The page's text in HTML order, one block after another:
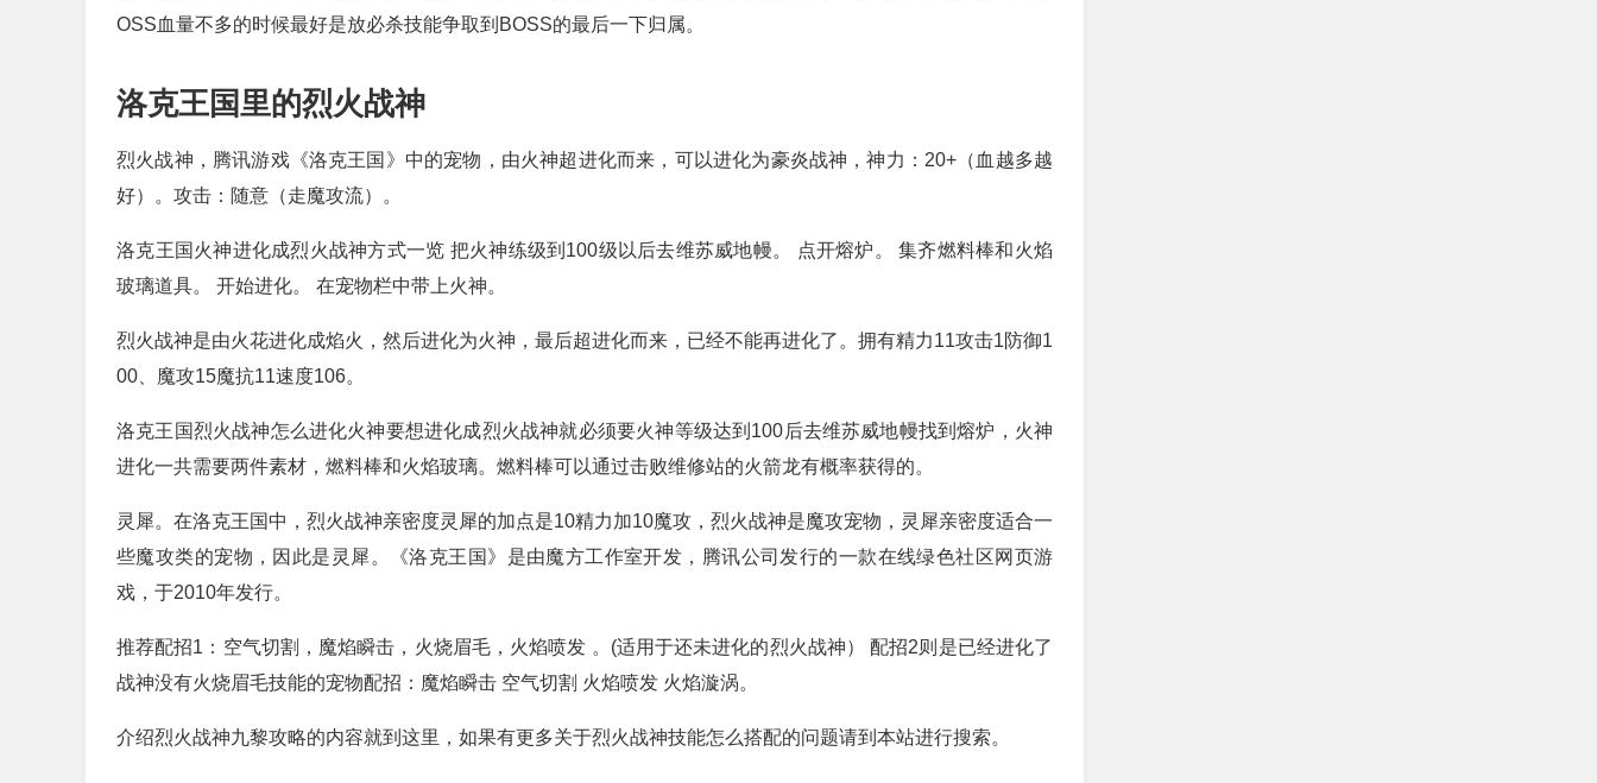
OSS血量不多的时候最好是放必杀技能争取到BOSS的最后一下归属。
洛克王国里的烈火战神
烈火战神，腾讯游戏《洛克王国》中的宠物，由火神超进化而来，可以进化为豪炎战神，神力：20+（血越多越
好）。攻击：随意（走魔攻流）。
洛克王国火神进化成烈火战神方式一览 把火神练级到100级以后去维苏威地幔。 点开熔炉。 集齐燃料棒和火焰
玻璃道具。 开始进化。 在宠物栏中带上火神。
烈火战神是由火花进化成焰火，然后进化为火神，最后超进化而来，已经不能再进化了。拥有精力11攻击1防御1
00、魔攻15魔抗11速度106。
洛克王国烈火战神怎么进化火神要想进化成烈火战神就必须要火神等级达到100后去维苏威地幔找到熔炉，火神
进化一共需要两件素材，燃料棒和火焰玻璃。燃料棒可以通过击败维修站的火箭龙有概率获得的。
灵犀。在洛克王国中，烈火战神亲密度灵犀的加点是10精力加10魔攻，烈火战神是魔攻宠物，灵犀亲密度适合一
些魔攻类的宠物，因此是灵犀。《洛克王国》是由魔方工作室开发，腾讯公司发行的一款在线绿色社区网页游
戏，于2010年发行。
推荐配招1：空气切割，魔焰瞬击，火烧眉毛，火焰喷发 。(适用于还未进化的烈火战神） 配招2则是已经进化了
战神没有火烧眉毛技能的宠物配招：魔焰瞬击 空气切割 火焰喷发 火焰漩涡。
介绍烈火战神九黎攻略的内容就到这里，如果有更多关于烈火战神技能怎么搭配的问题请到本站进行搜索。